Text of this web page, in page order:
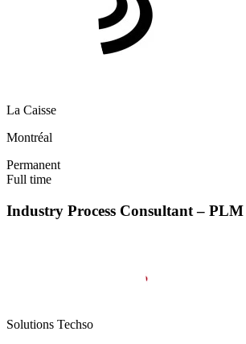
La Caisse
Montréal
Permanent
Full time
Industry Process Consultant – PLM
Solutions Techso